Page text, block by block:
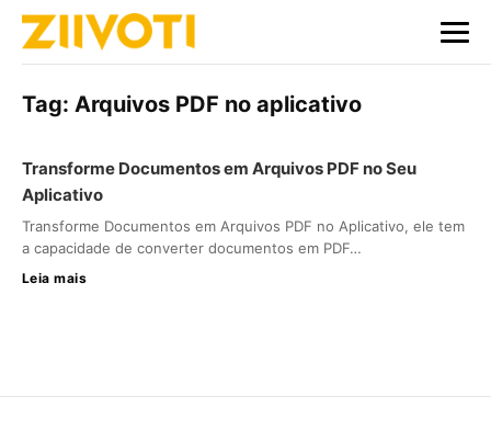
Tag: Arquivos PDF no aplicativo
Transforme Documentos em Arquivos PDF no Seu
Aplicativo
Transforme Documentos em Arquivos PDF no Aplicativo, ele tem
a capacidade de converter documentos em PDF…
Leia mais